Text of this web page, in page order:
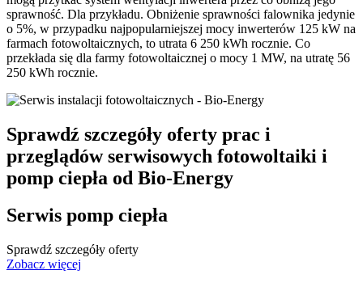
sprawność. Dla przykładu. Obniżenie sprawności falownika jedynie
o 5%, w przypadku najpopularniejszej mocy inwerterów 125 kW na
farmach fotowoltaicznych, to utrata 6 250 kWh rocznie. Co
przekłada się dla farmy fotowoltaicznej o mocy 1 MW, na utratę 56
250 kWh rocznie.
Sprawdź szczegóły oferty prac i
przeglądów serwisowych fotowoltaiki i
pomp ciepła od Bio-Energy
Serwis pomp ciepła
Sprawdź szczegóły oferty
Zobacz więcej